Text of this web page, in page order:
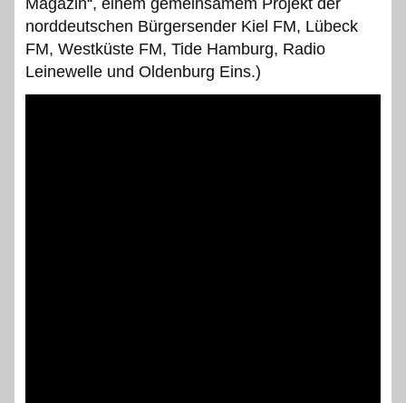
Magazin“, einem gemeinsamem Projekt der
norddeutschen Bürgersender Kiel FM, Lübeck
FM, Westküste FM, Tide Hamburg, Radio
Leinewelle und Oldenburg Eins.)